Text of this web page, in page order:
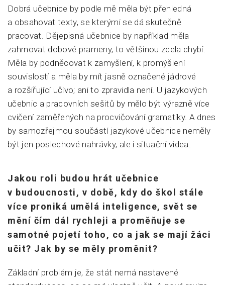
Dobrá učebnice by podle mě měla být přehledná
a obsahovat texty, se kterými se dá skutečně
pracovat. Dějepisná učebnice by například měla
zahrnovat dobové prameny, to většinou zcela chybí.
Měla by podněcovat k zamyšlení, k promýšlení
souvislostí a měla by mít jasně označené jádrové
a rozšiřující učivo; ani to zpravidla není. U jazykových
učebnic a pracovních sešitů by mělo být výrazně více
cvičení zaměřených na procvičování gramatiky. A dnes
by samozřejmou součástí jazykové učebnice neměly
být jen poslechové nahrávky, ale i situační videa.
Jakou roli budou hrát učebnice
v budoucnosti, v době, kdy do škol stále
více proniká umělá inteligence, svět se
mění čím dál rychleji a proměňuje se
samotné pojetí toho, co a jak se mají žáci
učit? Jak by se měly proměnit?
Základní problém je, že stát nemá nastavené